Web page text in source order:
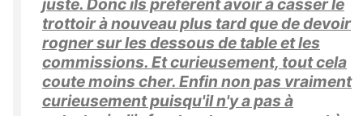
trottoir à nouveau plus tard que de devoir
rogner sur les dessous de table et les
commissions. Et curieusement, tout cela
coute moins cher. Enfin non pas vraiment
curieusement puisqu'il n'y a pas à